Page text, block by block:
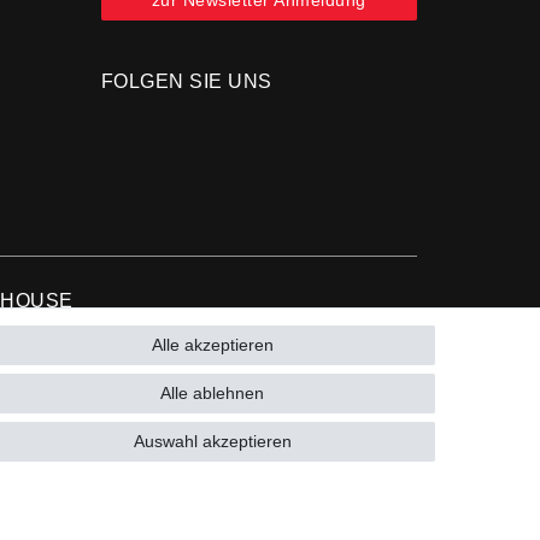
FOLGEN SIE UNS
(0)15223993771 (Mo. bis Fr. 10 - 16 Uhr)
Alle akzeptieren
Alle ablehnen
Auswahl akzeptieren